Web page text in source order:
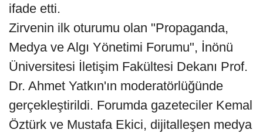
ifade etti.
Zirvenin ilk oturumu olan "Propaganda,
Medya ve Algı Yönetimi Forumu", İnönü
Üniversitesi İletişim Fakültesi Dekanı Prof.
Dr. Ahmet Yatkın'ın moderatörlüğünde
gerçekleştirildi. Forumda gazeteciler Kemal
Öztürk ve Mustafa Ekici, dijitalleşen medya